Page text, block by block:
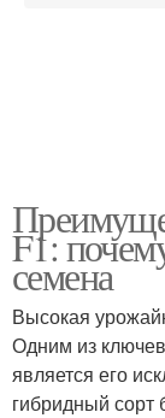
F1:
семена
Высокая
Одним из
является его
гибридный